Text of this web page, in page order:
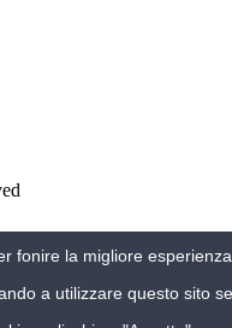
fonire la migliore
a utilizzare questo sito